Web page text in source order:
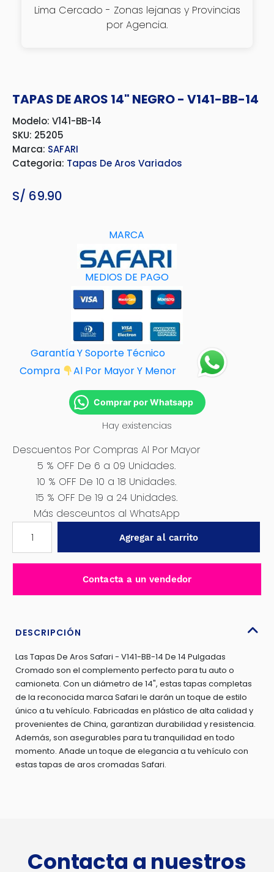
Lima Cercado - Zonas lejanas y Provincias
por Agencia.
TAPAS DE AROS 14" NEGRO - V141-BB-14
Modelo: V141-BB-14
SKU: 25205
Marca: SAFARI
Categoria: Tapas De Aros Variados
S/ 69.90
MARCA
MEDIOS DE PAGO
Garantía Y Soporte Técnico
Compra
Al Por Mayor Y Menor
Comprar por Whatsapp
Hay existencias
Descuentos Por Compras Al Por Mayor
5 % OFF De 6 a 09 Unidades.
10 % OFF De 10 a 18 Unidades.
15 % OFF De 19 a 24 Unidades.
Más desceuntos al WhatsApp
AROS
BB-
cantidad
Agregar al carrito
Contacta a un vendedor
DESCRIPCIÓN
Las Tapas De Aros Safari - V141-BB-14 De 14 Pulgadas
Cromado son el complemento perfecto para tu auto o
camioneta. Con un diámetro de 14", estas tapas completas
de la reconocida marca Safari le darán un toque de estilo
único a tu vehículo. Fabricadas en plástico de alta calidad y
provenientes de China, garantizan durabilidad y resistencia.
Además, son asegurables para tu tranquilidad en todo
momento. Añade un toque de elegancia a tu vehículo con
estas tapas de aros cromadas Safari.
Contacta a nuestros